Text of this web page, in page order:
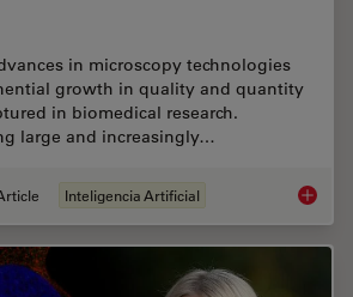
in microscopy technologies
growth in quality and quantity
in biomedical research.
large and increasingly…
Inteligencia Artificial Using